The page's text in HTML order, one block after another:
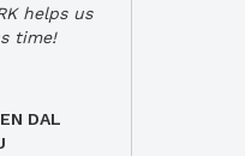
helps us
time!
DAL